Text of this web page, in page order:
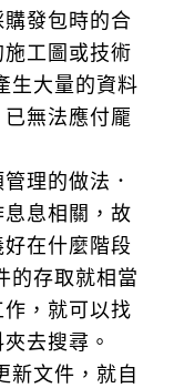
發包時的合
工圖或技術
生大量的資料
無法應付龎
理的做法．
息相關，故
在什麼階段
的存取就相當
，就可以找
去搜尋。
新文件，就自